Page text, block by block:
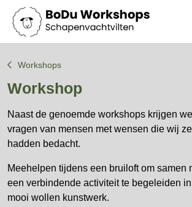
Workshops
Workshop
Naast de genoemde workshops krijgen
vragen van mensen met wensen die wij
hadden bedacht.
Meehelpen tijdens een bruiloft om samen
een verbindende activiteit te begeleiden
mooi wollen kunstwerk.